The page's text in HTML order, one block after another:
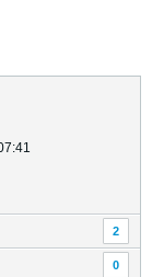
2
0